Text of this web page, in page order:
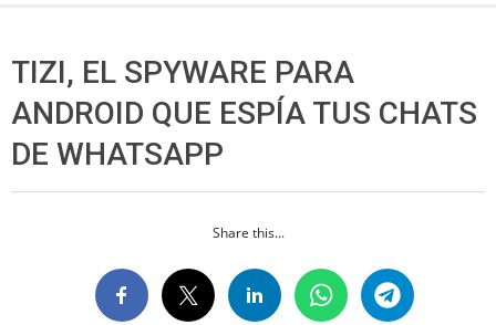
TIZI, EL SPYWARE PARA
ANDROID QUE ESPÍA TUS CHATS
DE WHATSAPP
Share this...